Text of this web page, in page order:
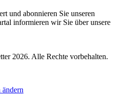
und abonnieren Sie unseren
informieren wir Sie über unsere
2026. Alle Rechte vorbehalten.